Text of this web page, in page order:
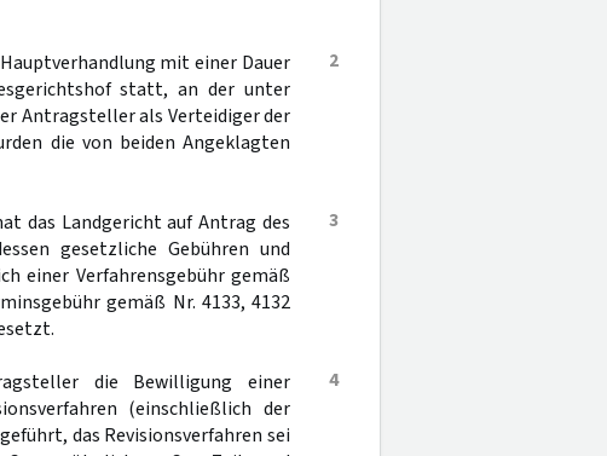
2
mit einer Dauer
statt, an der unter
Antragsteller als Verteidiger der
die von beiden Angeklagten
3
das Landgericht auf Antrag des
gesetzliche Gebühren und
einer Verfahrensgebühr gemäß
gemäß Nr. 4133, 4132
4
die Bewilligung einer
(einschließlich der
das Revisionsverfahren sei